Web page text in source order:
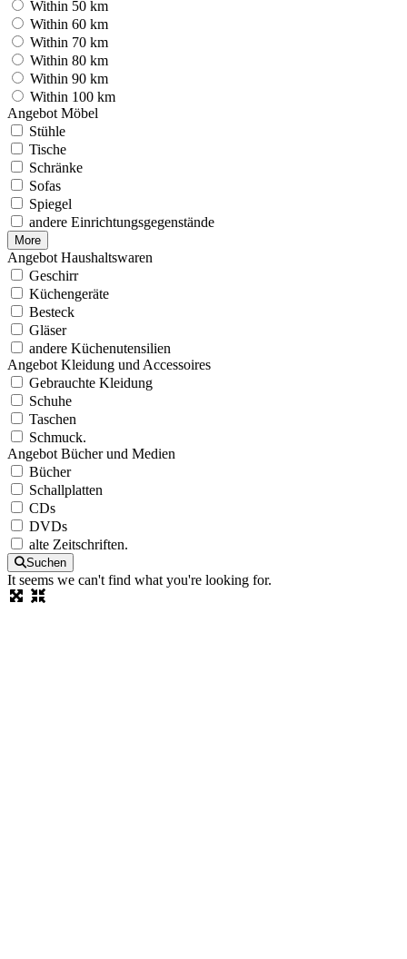
Within 50 km
Within 60 km
Within 70 km
Within 80 km
Within 90 km
Within 100 km
Angebot Möbel
Stühle
Tische
Schränke
Sofas
Spiegel
andere Einrichtungsgegenstände
More
Angebot Haushaltswaren
Geschirr
Küchengeräte
Besteck
Gläser
andere Küchenutensilien
Angebot Kleidung und Accessoires
Gebrauchte Kleidung
Schuhe
Taschen
Schmuck.
Angebot Bücher und Medien
Bücher
Schallplatten
CDs
DVDs
alte Zeitschriften.
Suchen
It seems we can't find what you're looking for.